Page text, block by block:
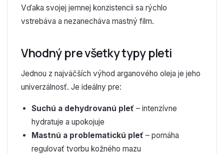
Vďaka svojej jemnej konzistencii sa rýchlo
vstrebáva a nezanecháva mastný film.
Vhodný pre všetky typy pleti
Jednou z najväčších výhod arganového oleja je jeho
univerzálnosť. Je ideálny pre:
Suchú a dehydrovanú pleť – intenzívne
hydratuje a upokojuje
Mastnú a problematickú pleť – pomáha
regulovať tvorbu kožného mazu